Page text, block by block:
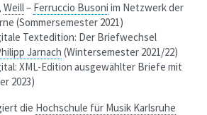
Weill– Ferruccio Busoni im Netzwerk der
(Sommersemester 2021)
Textedition: Der Briefwechsel
Jarnach (Wintersemester 2021/22)
XML-Edition ausgewählter Briefe mit
2023)
die Hochschule für Musik Karlsruhe